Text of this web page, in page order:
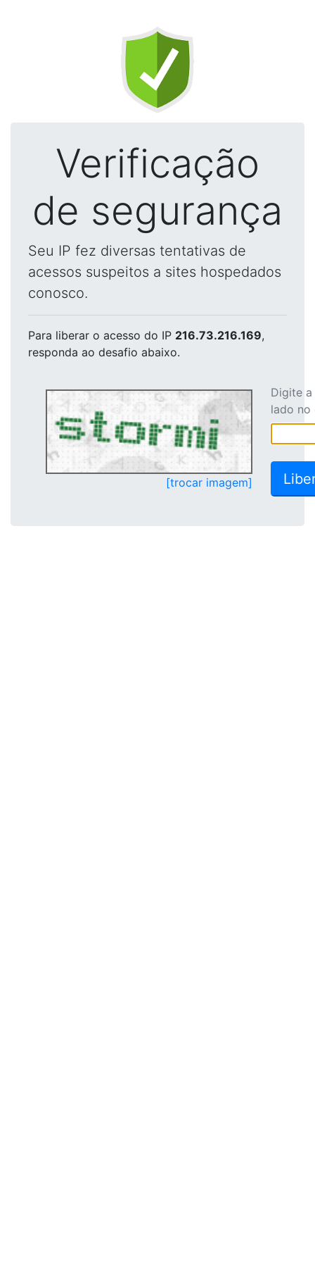
Verificação
de segurança
Seu IP fez diversas tentativas de
acessos suspeitos a sites hospedados
conosco.
Para liberar o acesso do IP 216.73.216.169,
responda ao desafio abaixo.
[trocar imagem]
Digite
lado no